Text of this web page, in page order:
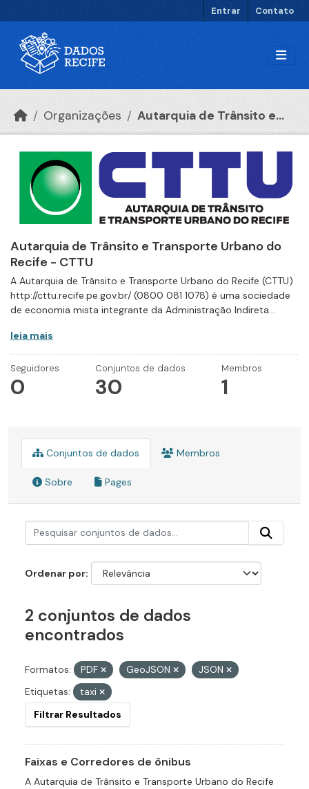
Entrar Contato
Organizações Autarquia de Trânsito e...
Autarquia de Trânsito e Transporte Urbano do
Recife - CTTU
A Autarquia de Trânsito e Transporte Urbano do Recife (CTTU)
http://cttu.recife.pe.gov.br/ (0800 081 1078) é uma sociedade
de economia mista integrante da Administração Indireta...
leia mais
Seguidores
0
Conjuntos de dados
30
Membros
1
Conjuntos de dados Membros
Sobre Pages
Ordenar por
2 conjuntos de dados
encontrados
Formatos: PDF GeoJSON
JSON
Etiquetas:
taxi
Filtrar Resultados
Faixas e Corredores de ônibus
A Autarquia de Trânsito e Transporte Urbano do Recife